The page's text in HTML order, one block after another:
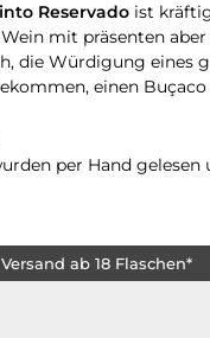
Reservado ist
mit präsenten
die Würdigung eines
einen
per Hand
ab 18 Flaschen*